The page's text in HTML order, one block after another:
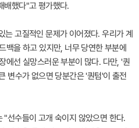
배했다"고 평가했다.
고질적인 문제가 이어졌다. 우리가 계
백을 하고 있지만, 너무 당연한 부분에
에선 실망스러운 부분이 많다. 다만, '퀀
변수가 없으면 당분간은 '퀀텀'이 출전
선수들이 고개 숙이지 않았으면 한다.